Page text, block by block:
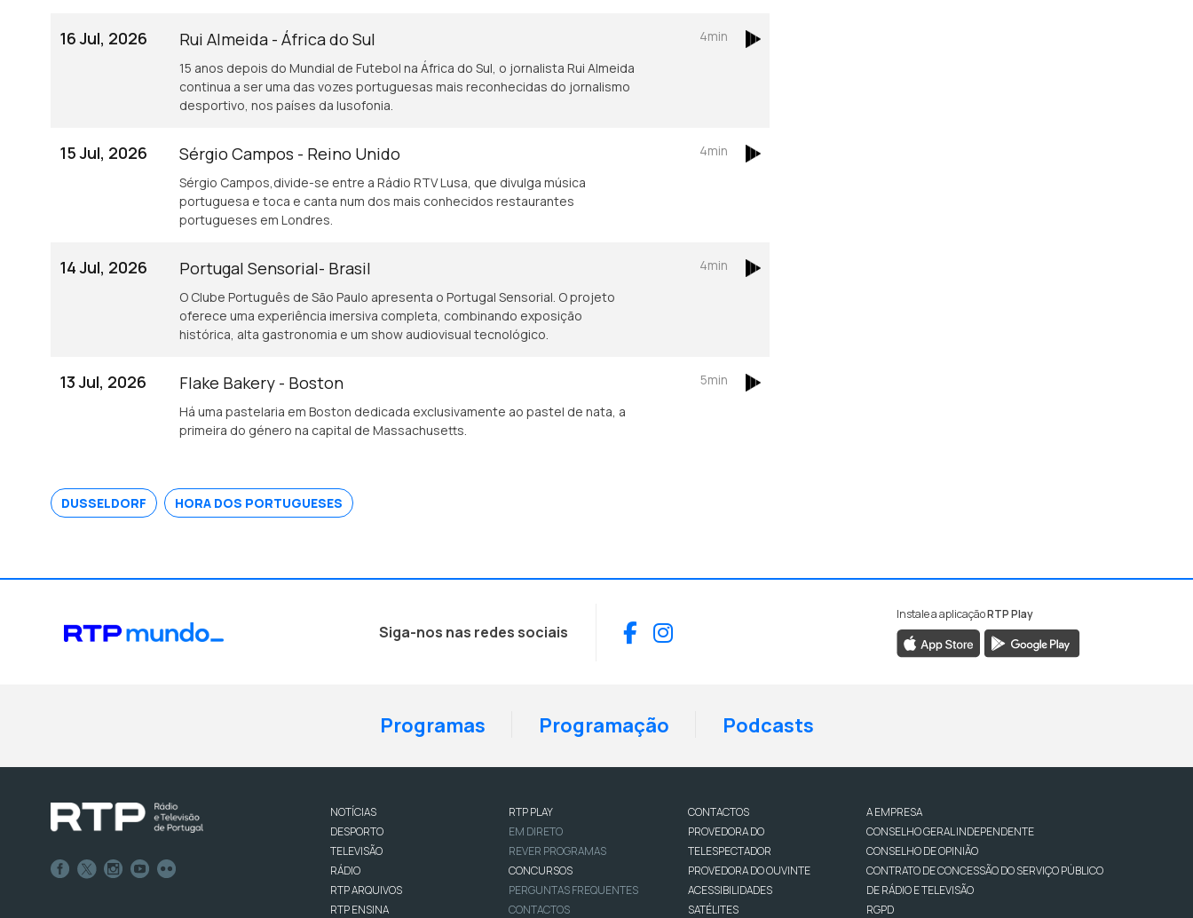
16 Jul, 2026 Rui Almeida - África do Sul
15 anos depois do Mundial de Futebol na África do Sul, o jornalista Rui Almeida
continua a ser uma das vozes portuguesas mais reconhecidas do jornalismo
desportivo, nos países da lusofonia.
4min
15 Jul, 2026 Sérgio Campos - Reino Unido
Sérgio Campos,divide-se entre a Rádio RTV Lusa, que divulga música
portuguesa e toca e canta num dos mais conhecidos restaurantes
portugueses em Londres.
4min
14 Jul, 2026 Portugal Sensorial- Brasil
O Clube Português de São Paulo apresenta o Portugal Sensorial. O projeto
oferece uma experiência imersiva completa, combinando exposição
histórica, alta gastronomia e um show audiovisual tecnológico.
4min
13 Jul, 2026 Flake Bakery - Boston
Há uma pastelaria em Boston dedicada exclusivamente ao pastel de nata, a
primeira do género na capital de Massachusetts.
5min
DUSSELDORF HORA DOS PORTUGUESES
Siga-nos nas redes sociais Facebook
Instagram
Instale a aplicaçãoRTP Play
Programas Programação Podcasts
NOTÍCIAS
DESPORTO
TELEVISÃO
RÁDIO
RTP ARQUIVOS
RTP ENSINA
RTP PLAY
EM DIRETO
REVER PROGRAMAS
CONCURSOS
PERGUNTAS FREQUENTES
CONTACTOS
CONTACTOS
PROVEDORA DO
TELESPECTADOR
PROVEDORA DO OUVINTE
ACESSIBILIDADES
SATÉLITES
A EMPRESA
CONSELHO GERAL INDEPENDENTE
CONSELHO DE OPINIÃO
CONTRATO DE CONCESSÃO DO SERVIÇO PÚBLICO
DE RÁDIO E TELEVISÃO
RGPD